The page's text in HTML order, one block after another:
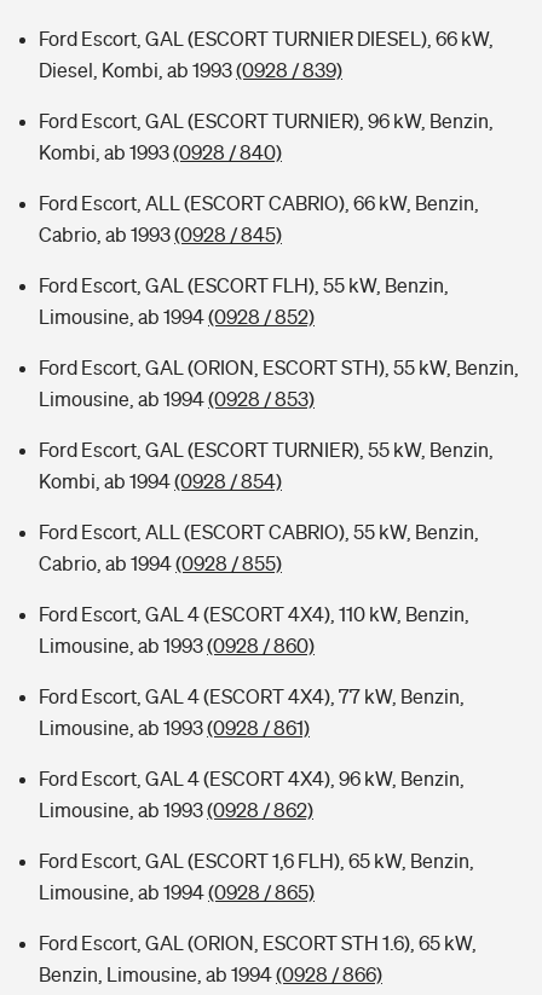
Ford Escort, GAL (ESCORT TURNIER DIESEL), 66 kW,
Diesel, Kombi, ab 1993(0928 / 839)
Ford Escort, GAL (ESCORT TURNIER), 96 kW, Benzin,
Kombi, ab 1993(0928 / 840)
Ford Escort, ALL (ESCORT CABRIO), 66 kW, Benzin,
Cabrio, ab 1993(0928 / 845)
Ford Escort, GAL (ESCORT FLH), 55 kW, Benzin,
Limousine, ab 1994(0928 / 852)
Ford Escort, GAL (ORION, ESCORT STH), 55 kW, Benzin,
Limousine, ab 1994(0928 / 853)
Ford Escort, GAL (ESCORT TURNIER), 55 kW, Benzin,
Kombi, ab 1994(0928 / 854)
Ford Escort, ALL (ESCORT CABRIO), 55 kW, Benzin,
Cabrio, ab 1994(0928 / 855)
Ford Escort, GAL 4 (ESCORT 4X4), 110 kW, Benzin,
Limousine, ab 1993(0928 / 860)
Ford Escort, GAL 4 (ESCORT 4X4), 77 kW, Benzin,
Limousine, ab 1993(0928 / 861)
Ford Escort, GAL 4 (ESCORT 4X4), 96 kW, Benzin,
Limousine, ab 1993(0928 / 862)
Ford Escort, GAL (ESCORT 1,6 FLH), 65 kW, Benzin,
Limousine, ab 1994(0928 / 865)
Ford Escort, GAL (ORION, ESCORT STH 1.6), 65 kW,
Benzin, Limousine, ab 1994(0928 / 866)